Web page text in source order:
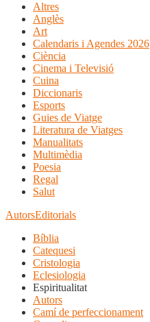
Altres
Anglès
Art
Calendaris i Agendes 2026
Ciència
Cinema i Televisió
Cuina
Diccionaris
Esports
Guies de Viatge
Literatura de Viatges
Manualitats
Multimèdia
Poesia
Regal
Salut
AutorsEditorials
Bíblia
Catequesi
Cristologia
Eclesiologia
Espiritualitat
Autors
Camí de perfeccionament